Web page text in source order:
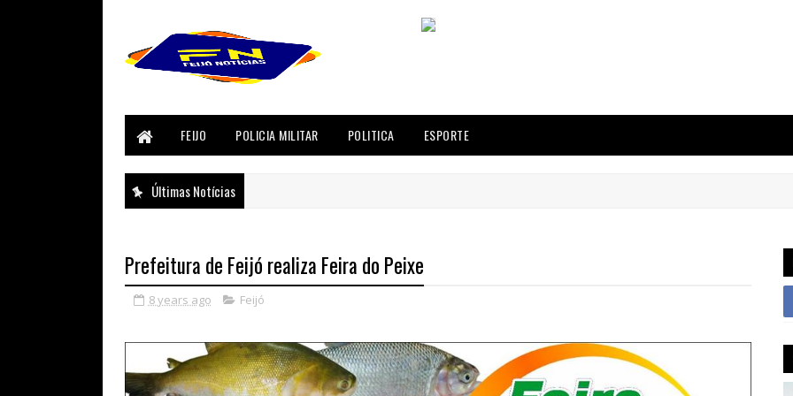
FEIJO POLICIA MILITAR POLITICA ESPORTE
Últimas Notícias
Prefeitura de Feijó realiza Feira do Peixe
8 years ago Feijó